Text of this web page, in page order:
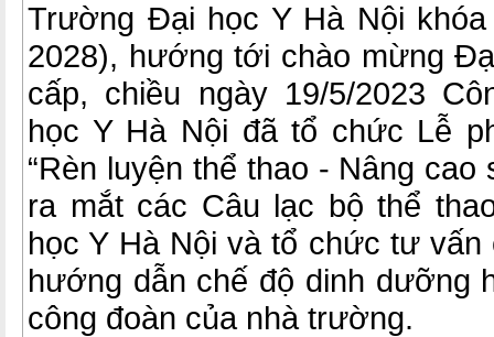
Trường Đại học Y Hà Nội
2028), hướng tới chào mừng
cấp, chiều ngày 19/5/2023
học Y Hà Nội đã tổ chức Lễ
“Rèn luyện thể thao - Nâng cao
ra mắt các Câu lạc bộ thể
học Y Hà Nội và tổ chức tư
hướng dẫn chế độ dinh dưỡng
công đoàn của nhà trường.